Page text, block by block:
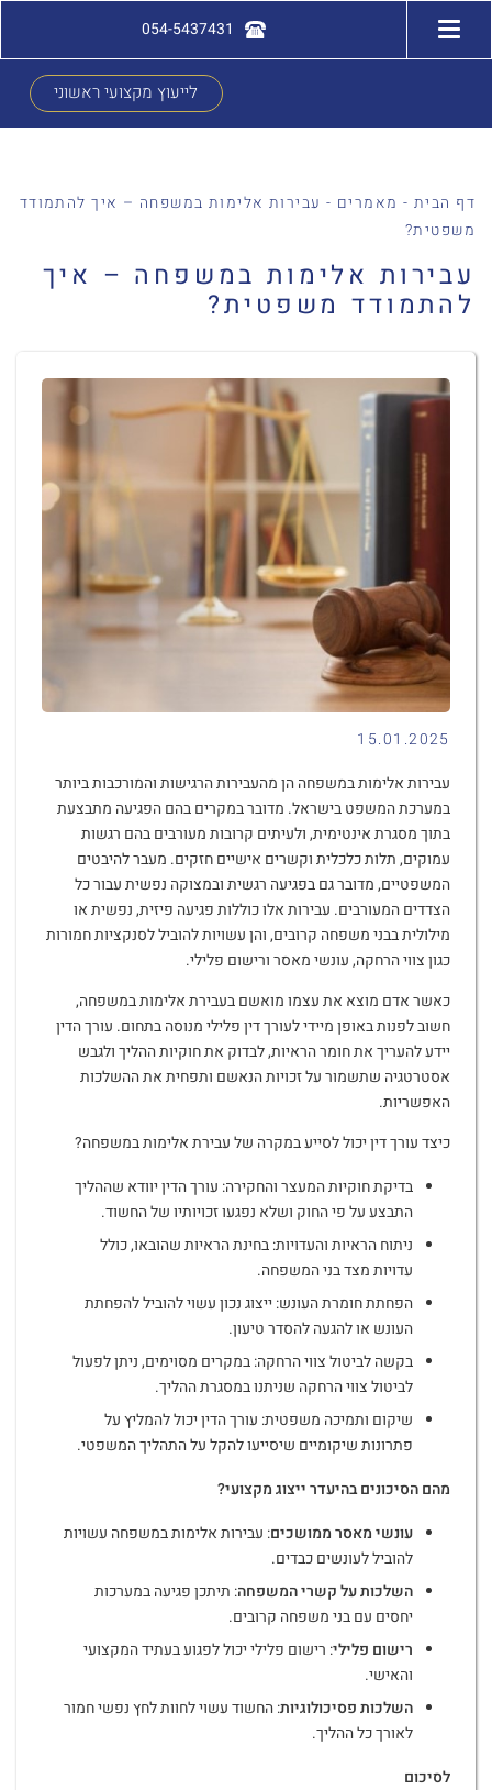
054-5437431
לייעוץ מקצועי ראשוני
דף הבית - מאמרים - עבירות אלימות במשפחה – איך להתמודד
משפטית?
עבירות אלימות במשפחה – איך
להתמודד משפטית?
15.01.2025
עבירות אלימות במשפחה הן מהעבירות הרגישות והמורכבות ביותר
במערכת המשפט בישראל. מדובר במקרים בהם הפגיעה מתבצעת
בתוך מסגרת אינטימית, ולעיתים קרובות מעורבים בהם רגשות
עמוקים, תלות כלכלית וקשרים אישיים חזקים. מעבר להיבטים
המשפטיים, מדובר גם בפגיעה רגשית ובמצוקה נפשית עבור כל
הצדדים המעורבים. עבירות אלו כוללות פגיעה פיזית, נפשית או
מילולית בבני משפחה קרובים, והן עשויות להוביל לסנקציות חמורות
כגון צווי הרחקה, עונשי מאסר ורישום פלילי.
כאשר אדם מוצא את עצמו מואשם בעבירת אלימות במשפחה,
חשוב לפנות באופן מיידי לעורך דין פלילי מנוסה בתחום. עורך הדין
יידע להעריך את חומר הראיות, לבדוק את חוקיות ההליך ולגבש
אסטרטגיה שתשמור על זכויות הנאשם ותפחית את ההשלכות
האפשריות.
כיצד עורך דין יכול לסייע במקרה של עבירת אלימות במשפחה?
בדיקת חוקיות המעצר והחקירה: עורך הדין יוודא שההליך
התבצע על פי החוק ושלא נפגעו זכויותיו של החשוד.
ניתוח הראיות והעדויות: בחינת הראיות שהובאו, כולל
עדויות מצד בני המשפחה.
הפחתת חומרת העונש: ייצוג נכון עשוי להוביל להפחתת
העונש או להגעה להסדר טיעון.
בקשה לביטול צווי הרחקה: במקרים מסוימים, ניתן לפעול
לביטול צווי הרחקה שניתנו במסגרת ההליך.
שיקום ותמיכה משפטית: עורך הדין יכול להמליץ על
פתרונות שיקומיים שיסייעו להקל על התהליך המשפטי.
מהם הסיכונים בהיעדר ייצוג מקצועי?
עונשי מאסר ממושכים: עבירות אלימות במשפחה עשויות
להוביל לעונשים כבדים.
השלכות על קשרי המשפחה: תיתכן פגיעה במערכות
יחסים עם בני משפחה קרובים.
רישום פלילי: רישום פלילי יכול לפגוע בעתיד המקצועי
והאישי.
השלכות פסיכולוגיות: החשוד עשוי לחוות לחץ נפשי חמור
לאורך כל ההליך.
לסיכום